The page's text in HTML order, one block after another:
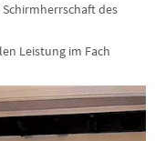
des
Leistung im Fach